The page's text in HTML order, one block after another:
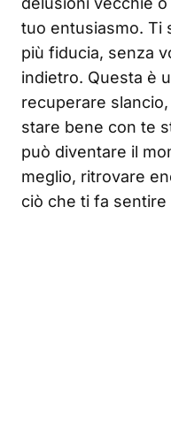
tuo entusiasmo. Ti
più fiducia, senza
indietro. Questa è
recuperare
stare bene con te
può diventare il
meglio, ritrovare
ciò che ti fa